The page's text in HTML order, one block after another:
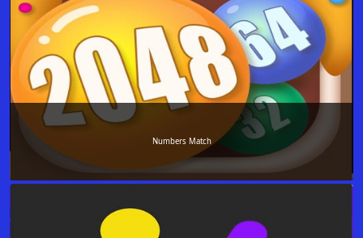
Numbers Match